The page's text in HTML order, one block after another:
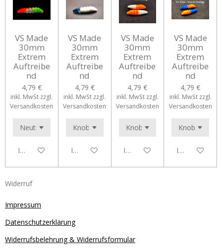
VS Made
30mm
Extrem
Auftreibe
nd
4,79 €
inkl. MwSt zzgl.
Versandkosten
In den Warenkorb
VS Made
30mm
Extrem
Auftreibe
nd
4,79 €
inkl. MwSt zzgl.
Versandkosten
In den Warenkorb
VS Made
30mm
Extrem
Auftreibe
nd
4,79 €
inkl. MwSt zzgl.
Versandkosten
In den Warenkorb
VS Made
30mm
Extrem
Auftreibe
nd
4,79 €
inkl. MwSt zzgl.
Versandkosten
In den
Widerruf
Impressum
Datenschutzerklärung
Widerrufsbelehrung & Widerrufsformular